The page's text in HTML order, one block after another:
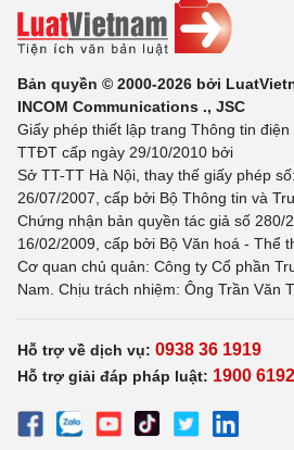
Bản quyền © 2000-2026 bởi
INCOM Communications ., JSC
Giấy phép thiết lập trang Thông tin
TTĐT cấp ngày 29/10/2010 bởi
Sở TT-TT Hà Nội, thay thế giấy phép
26/07/2007, cấp bởi Bộ Thông tin và
Chứng nhận bản quyền tác giả số 280/
16/02/2009, cấp bởi Bộ Văn hoá - Thể
Cơ quan chủ quản: Công ty Cổ phần
Nam. Chịu trách nhiệm: Ông Trần Văn
Hỗ trợ về dịch vụ: 0938 36 1919
Hỗ trợ giải đáp pháp luật: 1900 6192